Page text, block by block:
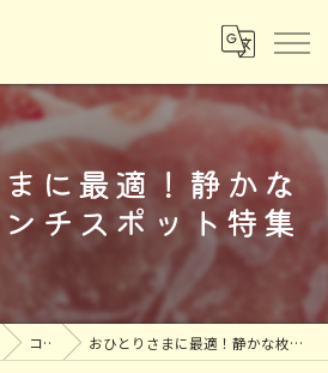
に最適！静かな
チスポット特集
コラム おひとりさまに最適！静かな枚方市駅ランチスポット特集